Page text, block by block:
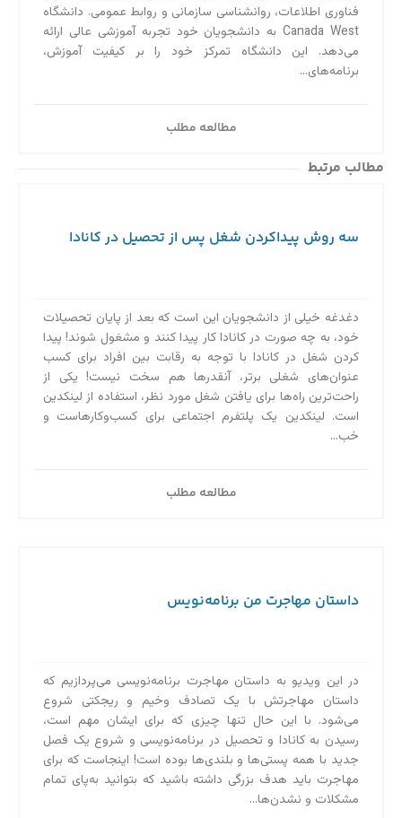
فناوری اطلاعات، روانشناسی سازمانی و روابط عمومی. دانشگاه
Canada West به دانشجویان خود تجربه آموزشی عالی ارائه
می‌دهد. این دانشگاه تمرکز خود را بر کیفیت آموزش،
برنامه‌های...
مطالعه مطلب
مطالب مرتبط
سه روش پیداکردن شغل پس از تحصیل در کانادا
دغدغه خیلی از دانشجویان این است که بعد از پایان تحصیلات
خود، به چه صورت در کانادا کار پیدا کنند و مشغول شوند! پیدا
کردن شغل در کانادا با توجه به رقابت بین افراد برای کسب
عنوان‌های شغلی برتر، آنقدرها هم سخت نیست! یکی از
راحت‌ترین راه‌ها برای یافتن شغل مورد نظر، استفاده از لینکدین
است. لینکدین یک پلتفرم اجتماعی برای کسب‌وکارهاست و
خب...
مطالعه مطلب
داستان مهاجرت من برنامه‌نویس
در این ویدیو به داستان مهاجرت برنامه‌‌نویسی می‌پردازیم که
داستان مهاجرتش با یک تصادف وخیم و ریجکتی شروع
می‌شود. با این حال تنها چیزی که برای ایشان مهم است،
رسیدن به کانادا و تحصیل در برنامه‌نویسی و شروع یک فصل
جدید با همه پستی‌ها و بلندی‌ها بوده است! اینجاست که برای
مهاجرت باید هدف بزرگی داشته باشید که بتوانید به‌پای تمام
مشکلات و نشدن‌ها...